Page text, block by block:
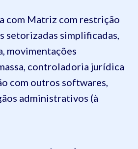
com Matriz com restrição
setorizadas simplificadas,
movimentações
controladoria jurídica
com outros softwares,
administrativos (à